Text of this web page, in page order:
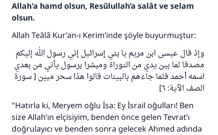
Allah'a hamd olsun, Resûlullah’a salât ve selam
olsun.
Allah Teâlâ Kur’an-ı Kerim’inde şöyle buyurmuştur:
وإذ قال عيسى ابن مريم يا بني إسرائيل إني رسول الله إليكم
مصدقا لما بين يدي من التوراة ومبشرا برسول يأتي من بعدي
اسمه أحمد فلما جاءهم بالبينات قالوا هذا سحر مبين [ سورة
الصف الآية: ٦]
"Hatırla ki, Meryem oğlu İsa: Ey İsrail oğulları! Ben
size Allah’ın elçisiyim, benden önce gelen Tevrat’ı
doğrulayıcı ve benden sonra gelecek Ahmed adında